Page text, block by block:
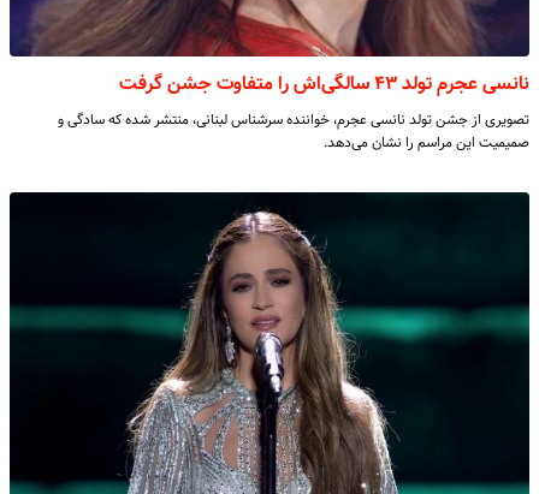
نانسی عجرم تولد ۴۳ سالگی‌اش را متفاوت جشن گرفت
تصویری از جشن تولد نانسی عجرم، خواننده سرشناس لبنانی، منتشر شده که سادگی و
صمیمیت این مراسم را نشان می‌دهد.